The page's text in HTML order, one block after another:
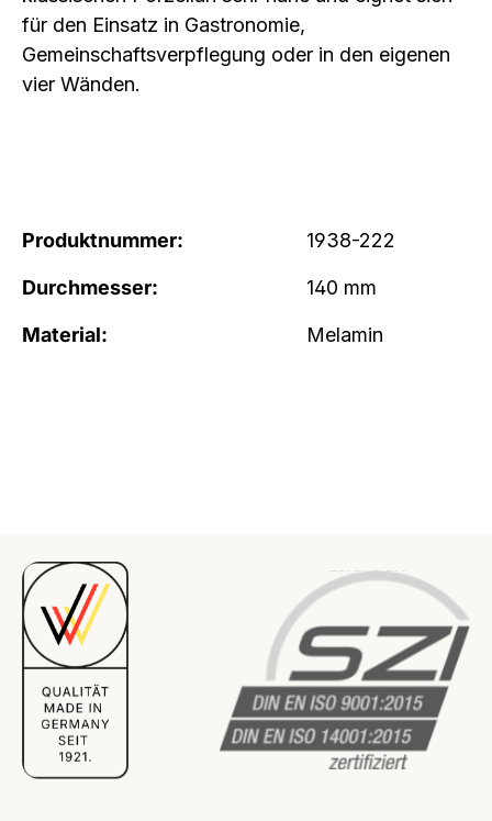
für den Einsatz in Gastronomie,
Gemeinschaftsverpflegung oder in den eigenen
vier Wänden.
Produktnummer: 1938-222
Durchmesser: 140 mm
Material: Melamin